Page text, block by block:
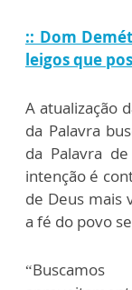
:: Dom
leigos que
A atualização
da Palavra
da Palavra
intenção é
de Deus mais
a fé do povo